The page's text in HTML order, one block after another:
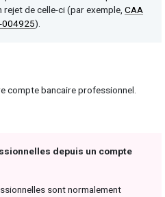
de celle-ci (par exemple, CAA
004925).
compte bancaire professionnel.
depuis un compte
sont normalement